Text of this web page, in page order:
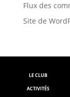
Flux des
Site de
LE CLUB
ACTIVITÉS